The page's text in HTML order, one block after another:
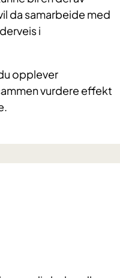
da samarbeide med
i
opplever
vurdere effekt